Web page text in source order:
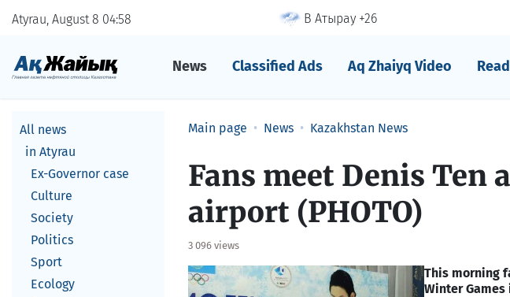
Atyrau, August 8 0458 В Атырау +26
News Classified Ads Aq Zhaiyq Video
All news
in Atyrau
Ex-Governor case
Culture
Society
Politics
Sport
Ecology
Main page News Kazakhstan News
Fans meet Denis Ten
airport (PHOTO)
3 096 views
This morning
Winter